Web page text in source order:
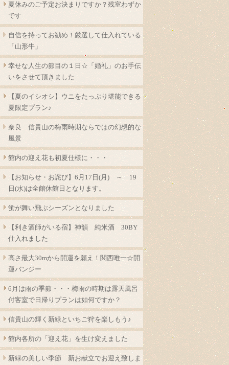
夏休みのご予定お決まりですか？残室わずか
です
自信を持ってお勧め！厳選して仕入れている
「山形牛」
幸せな人生の節目の１日☆「婚礼」のお手伝
いをさせて頂きました
【夏のイシオシ】ウニをたっぷり堪能できる
夏限定プラン♪
奈良 信貴山の梅雨時期ならではの幻想的な
風景
館内の迎え花も初夏仕様に・・・
【お知らせ・お詫び】6月17日(月) ～ 19
日(水)は全館休館日となります。
蛍が舞い飛ぶシーズンとなりました
【利き酒師がいる宿】神韻 純米酒 30BY
仕入れました
高さ最大30mから開運を願え！関西唯一☆開
運バンジー
6月は雨の季節・・・梅雨の時期は露天風呂
付客室で日帰りプランは如何ですか？
信貴山の輝く新緑といちご狩を楽しもう♪
館内各所の「迎え花」を生け変えました
新緑の美しい季節 新お献立でお迎え致しま